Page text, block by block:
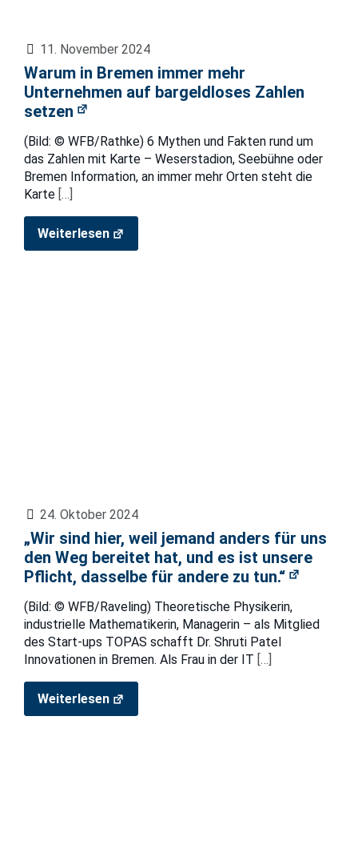
11. November 2024
Warum in Bremen immer mehr
Unternehmen auf bargeldloses Zahlen
setzen
(Bild: © WFB/Rathke) 6 Mythen und Fakten rund um
das Zahlen mit Karte – Weserstadion, Seebühne oder
Bremen Information, an immer mehr Orten steht die
Karte […]
Weiterlesen
24. Oktober 2024
„Wir sind hier, weil jemand anders für uns
den Weg bereitet hat, und es ist unsere
Pflicht, dasselbe für andere zu tun.“
(Bild: © WFB/Raveling) Theoretische Physikerin,
industrielle Mathematikerin, Managerin – als Mitglied
des Start-ups TOPAS schafft Dr. Shruti Patel
Innovationen in Bremen. Als Frau in der IT […]
Weiterlesen